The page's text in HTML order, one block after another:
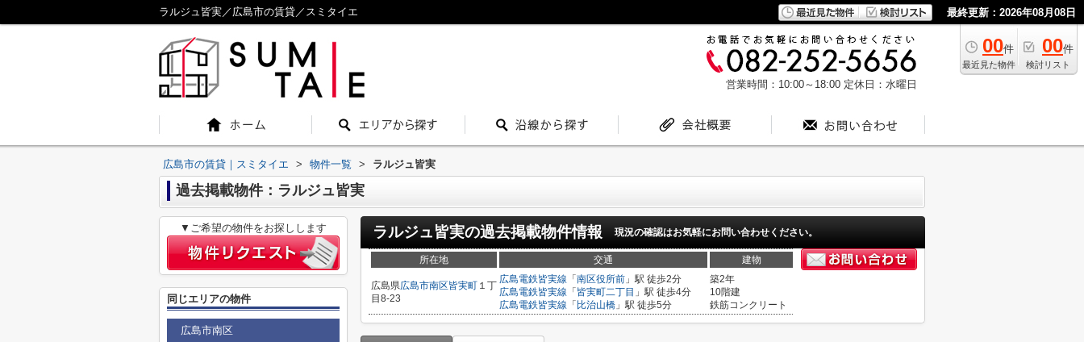
ラルジュ皆実／広島市の賃貸／スミタイエ 最終更新：2026年08月08日
00件
最近見た物件
00件
検討リスト
営業時間：10:00～18:00 定休日：水曜日
広島市の賃貸｜スミタイエ > 物件一覧 > ラルジュ皆実
過去掲載物件：ラルジュ皆実
ラルジュ皆実の過去掲載物件情報 現況の確認はお気軽にお問い合わせください。
所在地 交通 建物
広島県広島市南区皆実町 １丁
目8-23
広島電鉄皆実線 「 南区役所前 」駅 徒歩2分
広島電鉄皆実線 「 皆実町二丁目 」駅 徒歩4分
広島電鉄皆実線 「 比治山橋 」駅 徒歩5分
築2年
10階建
鉄筋コンクリート
▼ご希望の物件をお探しします
同じエリアの物件
広島市南区